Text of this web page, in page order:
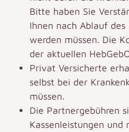
Bitte haben Sie
Ihnen nach Ablauf
werden müssen. Die
der aktuellen
Privat Versicherte
selbst bei der
müssen.
Die Partnergebühren
Kassenleistungen und